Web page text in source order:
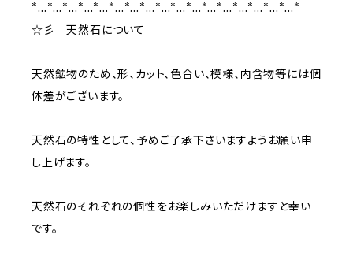
*…*…*…*…*…*…*…*…*…*…*…*…*…*…*…*…*…*
☆彡 天然石について
天然鉱物のため、形、カット、色合い、模様、内含物等には個
体差がございます。
天然石の特性として、予めご了承下さいますようお願い申
し上げます。
天然石のそれぞれの個性をお楽しみいただけますと幸い
です。